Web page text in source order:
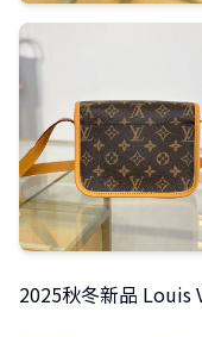
2025秋冬新品 Louis